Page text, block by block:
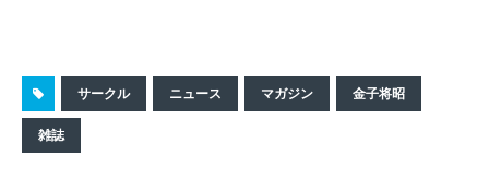
サークル ニュース マガジン 金子将昭
雑誌